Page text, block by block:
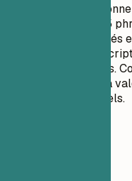
Un résumé
doit comporter 3 à 5
vos compétences clés
Adaptez-le à la
mots-clés pertinents.
rend unique et sur la
employeurs potentiels.